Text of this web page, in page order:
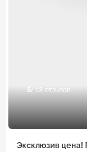
5/ 13 отзывов
Эксклюзив цена!